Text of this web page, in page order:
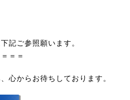
記ご参照願います。
＝＝
心からお待ちしております。